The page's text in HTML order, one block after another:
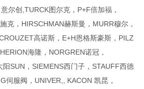
尔创,TURCK图尔克，P+F倍加福，
克，HIRSCHMAN赫斯曼，MURR穆尔，
高诺斯，E+H恩格斯豪斯，PILZ
海隆，NORGREN诺冠，
阳SUN，SIEMENS西门子，STAUFF西德
伺服阀，UNIVER,, KACON 凯昆，